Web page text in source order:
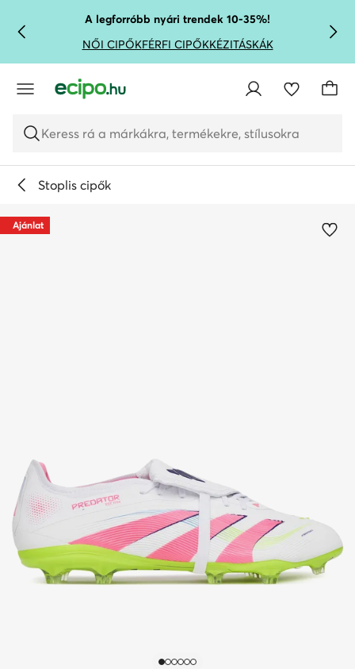
UGRÁS A FŐ TARTALOMRA
UGRÁS A KERESÉSHEZA legforróbb nyári trendek 10-35%!
NŐI CIPŐKFÉRFI CIPŐKKÉZITÁSKÁK
Keress rá a márkákra, termékekre, stílusokra
Stoplis cipők
Ajánlat